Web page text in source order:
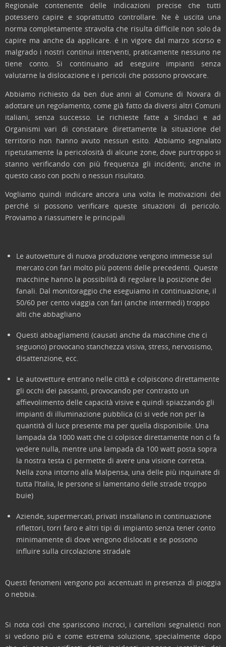
Regionale contenente delle indicazioni precise che tutti
potessero capire e soprattutto controllare. Ne è uscita una
norma completamente stravolta che risulta difficile non solo da
capire ma anche da applicare. é in vigore dal marzo scorso e
malgrado i nostri continui interventi, praticamente nessuno ne
tiene conto. Si continuano ad eseguire impianti senza
valutarne la dislocazione e i pericoli che possono provocare.
Abbiamo richiesto da ben due anni al Comune di Novara di
adottare un regolamento, come già fatto da diversi altri Comuni
italiani, senza successo. Le richieste fatte a Sindaci e ad
Organismi vari di constatare direttamente la situazione del
territorio non hanno avuto nessun esito. Abbiamo segnalato
ripetutamente la pericolosità di alcune zone, dove purtroppo si
stanno verificando con più frequenza gli incidenti; anche in
questo caso con pochi o nessun risultato.
Vogliamo quindi indicare ancora una volta le motivazioni del
perché si possono verificare queste situazioni di pericolo.
Proviamo a riassumere le principali
Le autovetture di nuova produzione vengono immesse sul
mercato con fari molto più potenti delle precedenti. Queste
macchine hanno la possibilità di regolare la posizione dei
fanali. Dal monitoraggio che eseguiamo in continuazione, il
50/60 per cento viaggia con fari (anche intermedi) troppo
alti che abbagliano
Questi abbagliamenti (causati anche da macchine che ci
seguono) provocano stanchezza visiva, stress, nervosismo,
disattenzione, ecc.
Le autovetture entrano nelle città e colpiscono direttamente
gli occhi dei passanti, provocando per contrasto un
affievolimento delle capacità visive e quindi spiazzando gli
impianti di illuminazione pubblica (ci si vede non per la
quantità di luce presente ma per quella disponibile. Una
lampada da 1000 watt che ci colpisce direttamente non ci fa
vedere nulla, mentre una lampada da 100 watt posta sopra
la nostra testa ci permette di avere una visione corretta.
Nella zona intorno alla Malpensa, una delle più inquinate di
tutta l’Italia, le persone si lamentano delle strade troppo
buie)
Aziende, supermercati, privati installano in continuazione
riflettori, torri faro e altri tipi di impianto senza tener conto
minimamente di dove vengono dislocati e se possono
influire sulla circolazione stradale
Questi fenomeni vengono poi accentuati in presenza di pioggia
o nebbia.
Si nota così che spariscono incroci, i cartelloni segnaletici non
si vedono più e come estrema soluzione, specialmente dopo